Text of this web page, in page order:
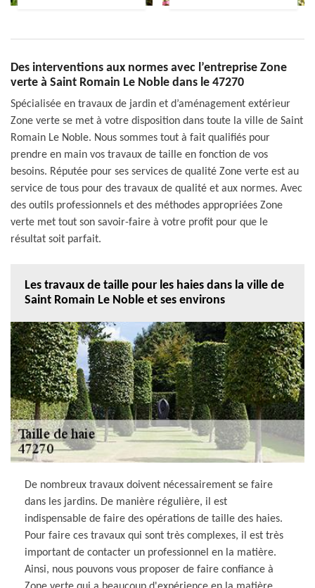
Des interventions aux normes avec l’entreprise Zone
verte à Saint Romain Le Noble dans le 47270
Spécialisée en travaux de jardin et d’aménagement extérieur
Zone verte se met à votre disposition dans toute la ville de Saint
Romain Le Noble. Nous sommes tout à fait qualifiés pour
prendre en main vos travaux de taille en fonction de vos
besoins. Réputée pour ses services de qualité Zone verte est au
service de tous pour des travaux de qualité et aux normes. Avec
des outils professionnels et des méthodes appropriées Zone
verte met tout son savoir-faire à votre profit pour que le
résultat soit parfait.
Les travaux de taille pour les haies dans la ville de
Saint Romain Le Noble et ses environs
De nombreux travaux doivent nécessairement se faire
dans les jardins. De manière régulière, il est
indispensable de faire des opérations de taille des haies.
Pour faire ces travaux qui sont très complexes, il est très
important de contacter un professionnel en la matière.
Ainsi, nous pouvons vous proposer de faire confiance à